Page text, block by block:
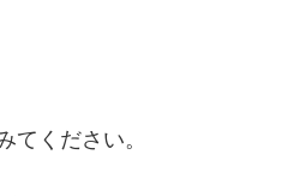
てください。